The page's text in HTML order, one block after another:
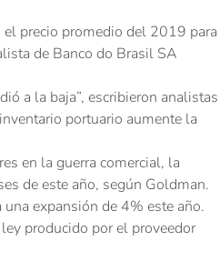
precio promedio del 2019 para
de Banco do Brasil SA
a la baja”, escribieron analistas
portuario aumente la
en la guerra comercial, la
de este año, según Goldman.
expansión de 4% este año.
producido por el proveedor